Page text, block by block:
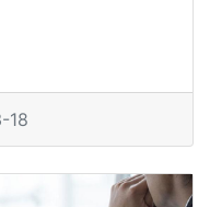
18